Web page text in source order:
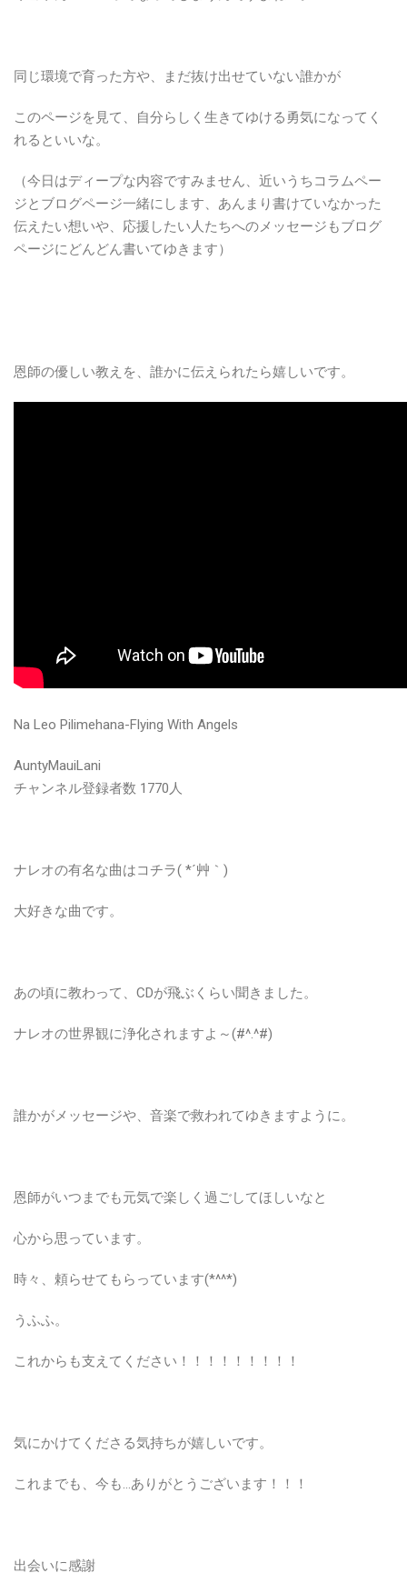
同じ環境で育った方や、まだ抜け出せていない誰かが
このページを見て、自分らしく生きてゆける勇気になってく
れるといいな。
（今日はディープな内容ですみません、近いうちコラムペー
ジとブログページ一緒にします、あんまり書けていなかった
伝えたい想いや、応援したい人たちへのメッセージもブログ
ページにどんどん書いてゆきます）
恩師の優しい教えを、誰かに伝えられたら嬉しいです。
Na Leo Pilimehana-Flying With Angels
AuntyMauiLani
チャンネル登録者数 1770人
ナレオの有名な曲はコチラ( *´艸｀)
大好きな曲です。
あの頃に教わって、CDが飛ぶくらい聞きました。
ナレオの世界観に浄化されますよ～(#^.^#)
誰かがメッセージや、音楽で救われてゆきますように。
恩師がいつまでも元気で楽しく過ごしてほしいなと
心から思っています。
時々、頼らせてもらっています(*^^*)
うふふ。
これからも支えてください！！！！！！！！！
気にかけてくださる気持ちが嬉しいです。
これまでも、今も…ありがとうございます！！！
出会いに感謝